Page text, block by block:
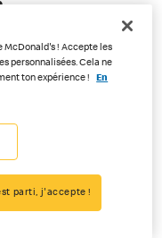
McDonald's ! Accepte les
personnalisées. Cela ne
ton expérience !
En
parti, j'accepte !